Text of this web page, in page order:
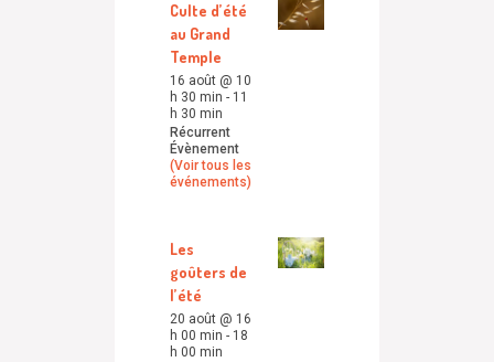
Culte d’été
au Grand
Temple
16 août @ 10
h 30 min - 11
h 30 min
Récurrent
Évènement
(Voir tous les
événements)
Les
goûters de
l’été
20 août @ 16
h 00 min - 18
h 00 min